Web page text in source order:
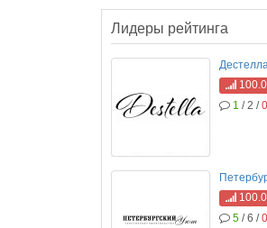
Лидеры рейтинга
1 / 2 /0
5 / 6 /0